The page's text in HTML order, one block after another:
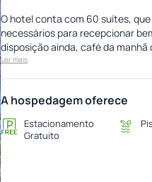
O hotel conta com 60 suítes,
necessários para recepcionar
disposição ainda, café da
Ler mais
A hospedagem oferece
Estacionamento
Gratuito